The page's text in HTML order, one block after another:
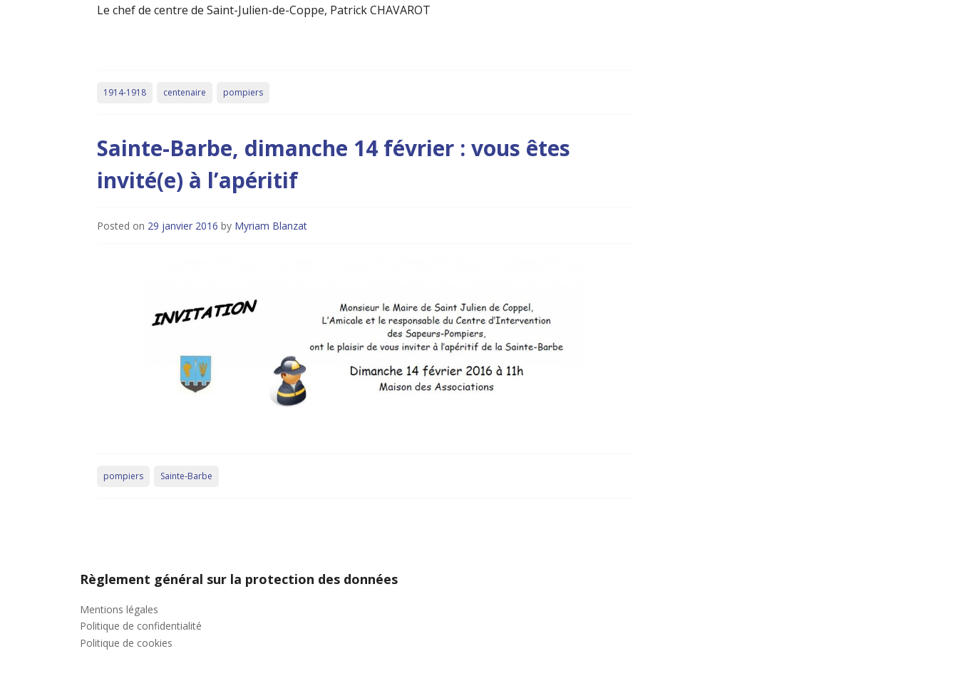
Le chef de centre de Saint-Julien-de-Coppe, Patrick CHAVAROT
1914-1918 centenaire pompiers
Sainte-Barbe, dimanche 14 février : vous êtes
invité(e) à l’apéritif
Posted on 29 janvier 2016 by Myriam Blanzat
pompiers Sainte-Barbe
Règlement général sur la protection des données
Mentions légales
Politique de confidentialité
Politique de cookies